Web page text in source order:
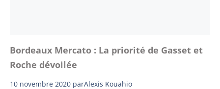
Bordeaux Mercato : La priorité de Gasset et
Roche dévoilée
10 novembre 2020 parAlexis Kouahio